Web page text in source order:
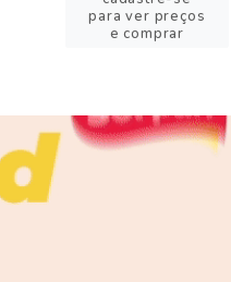
para ver preços
e comprar